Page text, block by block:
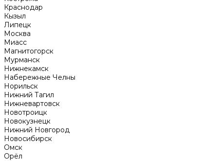
Краснодар
Кызыл
Липецк
Москва
Миасс
Магнитогорск
Мурманск
Нижнекамск
Набережные Челны
Норильск
Нижний Тагил
Нижневартовск
Новотроицк
Новокузнецк
Нижний Новгород
Новосибирск
Омск
Орёл